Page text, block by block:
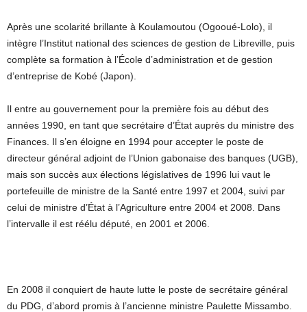
Après une scolarité brillante à Koulamoutou (Ogooué-Lolo), il
intègre l’Institut national des sciences de gestion de Libreville, puis
complète sa formation à l’École d’administration et de gestion
d’entreprise de Kobé (Japon).
Il entre au gouvernement pour la première fois au début des
années 1990, en tant que secrétaire d’État auprès du ministre des
Finances. Il s’en éloigne en 1994 pour accepter le poste de
directeur général adjoint de l’Union gabonaise des banques (UGB),
mais son succès aux élections législatives de 1996 lui vaut le
portefeuille de ministre de la Santé entre 1997 et 2004, suivi par
celui de ministre d’État à l’Agriculture entre 2004 et 2008. Dans
l’intervalle il est réélu député, en 2001 et 2006.
En 2008 il conquiert de haute lutte le poste de secrétaire général
du PDG, d’abord promis à l’ancienne ministre Paulette Missambo.